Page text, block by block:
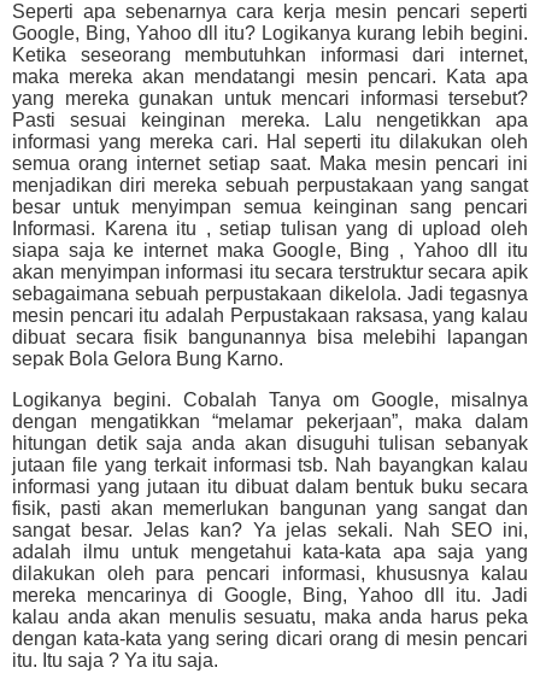
Seperti apa sebenarnya cara kerja mesin pencari seperti
Google, Bing, Yahoo dll itu? Logikanya kurang lebih begini.
Ketika seseorang membutuhkan informasi dari internet,
maka mereka akan mendatangi mesin pencari. Kata apa
yang mereka gunakan untuk mencari informasi tersebut?
Pasti sesuai keinginan mereka. Lalu nengetikkan apa
informasi yang mereka cari. Hal seperti itu dilakukan oleh
semua orang internet setiap saat. Maka mesin pencari ini
menjadikan diri mereka sebuah perpustakaan yang sangat
besar untuk menyimpan semua keinginan sang pencari
Informasi. Karena itu , setiap tulisan yang di upload oleh
siapa saja ke internet maka Google, Bing , Yahoo dll itu
akan menyimpan informasi itu secara terstruktur secara apik
sebagaimana sebuah perpustakaan dikelola. Jadi tegasnya
mesin pencari itu adalah Perpustakaan raksasa, yang kalau
dibuat secara fisik bangunannya bisa melebihi lapangan
sepak Bola Gelora Bung Karno.
Logikanya begini. Cobalah Tanya om Google, misalnya
dengan mengatikkan “melamar pekerjaan”, maka dalam
hitungan detik saja anda akan disuguhi tulisan sebanyak
jutaan file yang terkait informasi tsb. Nah bayangkan kalau
informasi yang jutaan itu dibuat dalam bentuk buku secara
fisik, pasti akan memerlukan bangunan yang sangat dan
sangat besar. Jelas kan? Ya jelas sekali. Nah SEO ini,
adalah ilmu untuk mengetahui kata-kata apa saja yang
dilakukan oleh para pencari informasi, khususnya kalau
mereka mencarinya di Google, Bing, Yahoo dll itu. Jadi
kalau anda akan menulis sesuatu, maka anda harus peka
dengan kata-kata yang sering dicari orang di mesin pencari
itu. Itu saja ? Ya itu saja.